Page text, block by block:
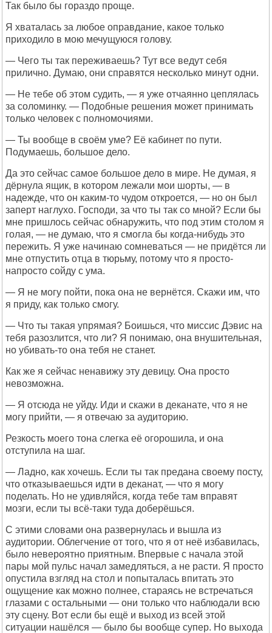
Так было бы гораздо проще.
Я хваталась за любое оправдание, какое только
приходило в мою мечущуюся голову.
— Чего ты так переживаешь? Тут все ведут себя
прилично. Думаю, они справятся несколько минут одни.
— Не тебе об этом судить, — я уже отчаянно цеплялась
за соломинку. — Подобные решения может принимать
только человек с полномочиями.
— Ты вообще в своём уме? Её кабинет по пути.
Подумаешь, большое дело.
Да это сейчас самое большое дело в мире. Не думая, я
дёрнула ящик, в котором лежали мои шорты, — в
надежде, что он каким-то чудом откроется, — но он был
заперт наглухо. Господи, за что ты так со мной? Если бы
мне пришлось сейчас обнаружить, что под этим столом я
голая, — не думаю, что я смогла бы когда-нибудь это
пережить. Я уже начинаю сомневаться — не придётся ли
мне отпустить отца в тюрьму, потому что я просто-
напросто сойду с ума.
— Я не могу пойти, пока она не вернётся. Скажи им, что
я приду, как только смогу.
— Что ты такая упрямая? Боишься, что миссис Дэвис на
тебя разозлится, что ли? Я понимаю, она внушительная,
но убивать-то она тебя не станет.
Как же я сейчас ненавижу эту девицу. Она просто
невозможна.
— Я отсюда не уйду. Иди и скажи в деканате, что я не
могу прийти, — я отвечаю за аудиторию.
Резкость моего тона слегка её огорошила, и она
отступила на шаг.
— Ладно, как хочешь. Если ты так предана своему посту,
что отказываешься идти в деканат, — что я могу
поделать. Но не удивляйся, когда тебе там вправят
мозги, если ты всё-таки туда доберёшься.
С этими словами она развернулась и вышла из
аудитории. Облегчение от того, что я от неё избавилась,
было невероятно приятным. Впервые с начала этой
пары мой пульс начал замедляться, а не расти. Я просто
опустила взгляд на стол и попыталась впитать это
ощущение как можно полнее, стараясь не встречаться
глазами с остальными — они только что наблюдали всю
эту сцену. Вот если бы ещё и выход из всей этой
ситуации нашёлся — было бы вообще супер. Но выхода